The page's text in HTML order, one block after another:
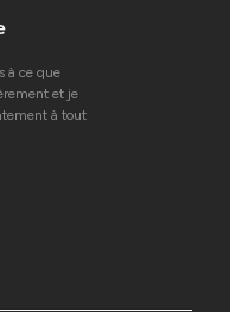
à ce que
et je
à tout